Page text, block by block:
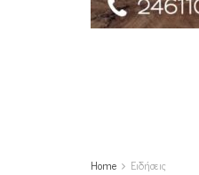
Home Ειδήσεις